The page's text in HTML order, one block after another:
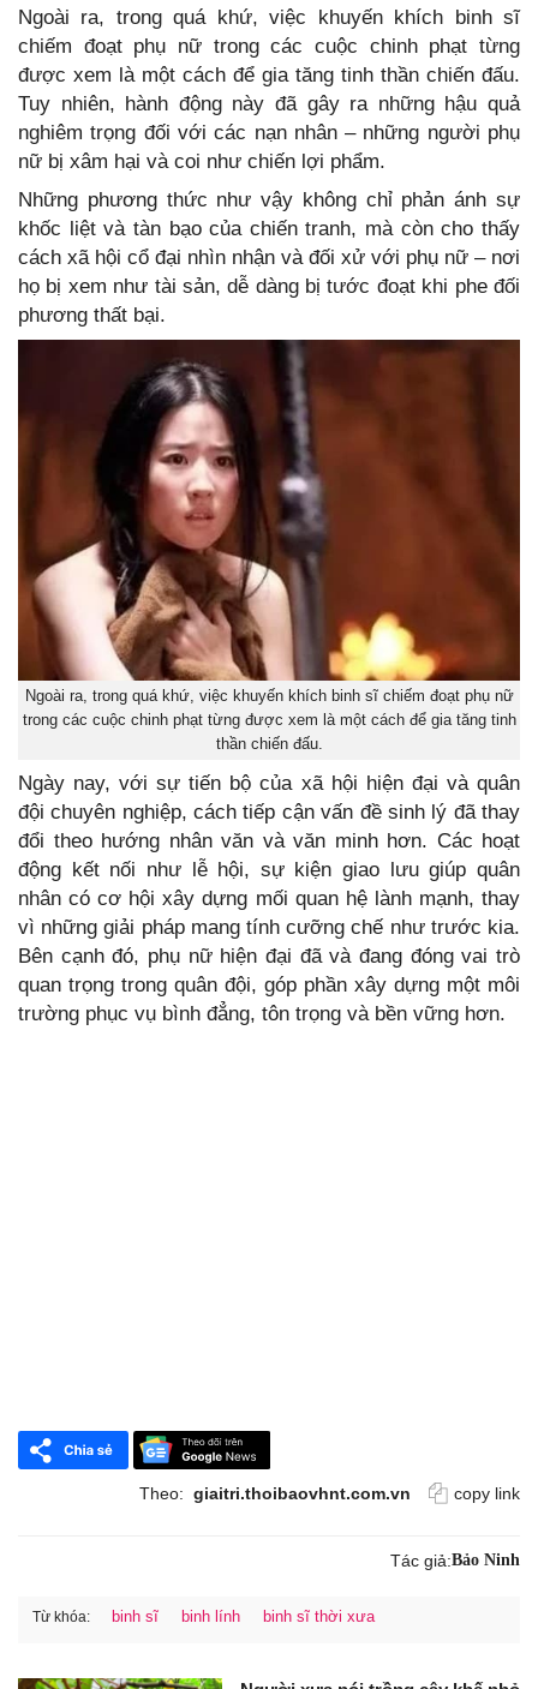
Ngoài ra, trong quá khứ, việc khuyến khích binh sĩ
chiếm đoạt phụ nữ trong các cuộc chinh phạt từng
được xem là một cách để gia tăng tinh thần chiến đấu.
Tuy nhiên, hành động này đã gây ra những hậu quả
nghiêm trọng đối với các nạn nhân – những người phụ
nữ bị xâm hại và coi như chiến lợi phẩm.
Những phương thức như vậy không chỉ phản ánh sự
khốc liệt và tàn bạo của chiến tranh, mà còn cho thấy
cách xã hội cổ đại nhìn nhận và đối xử với phụ nữ – nơi
họ bị xem như tài sản, dễ dàng bị tước đoạt khi phe đối
phương thất bại.
Ngoài ra, trong quá khứ, việc khuyến khích binh sĩ chiếm đoạt phụ nữ
trong các cuộc chinh phạt từng được xem là một cách để gia tăng tinh
thần chiến đấu.
Ngày nay, với sự tiến bộ của xã hội hiện đại và quân
đội chuyên nghiệp, cách tiếp cận vấn đề sinh lý đã thay
đổi theo hướng nhân văn và văn minh hơn. Các hoạt
động kết nối như lễ hội, sự kiện giao lưu giúp quân
nhân có cơ hội xây dựng mối quan hệ lành mạnh, thay
vì những giải pháp mang tính cưỡng chế như trước kia.
Bên cạnh đó, phụ nữ hiện đại đã và đang đóng vai trò
quan trọng trong quân đội, góp phần xây dựng một môi
trường phục vụ bình đẳng, tôn trọng và bền vững hơn.
Theo: giaitri.thoibaovhnt.com.vn copy link
Tác giả:Bảo Ninh
Từ khóa: binh sĩ binh lính binh sĩ thời xưa